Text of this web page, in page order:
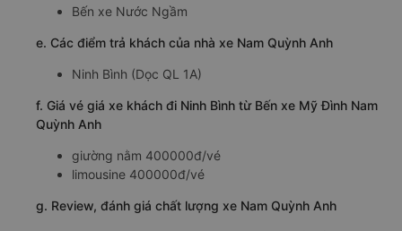
Bến xe Nước Ngầm
e. Các điểm trả khách của nhà xe Nam Quỳnh Anh
Ninh Bình (Dọc QL 1A)
f. Giá vé giá xe khách đi Ninh Bình từ Bến xe Mỹ Đình Nam
Quỳnh Anh
giường nằm 400000đ/vé
limousine 400000đ/vé
g. Review, đánh giá chất lượng xe Nam Quỳnh Anh